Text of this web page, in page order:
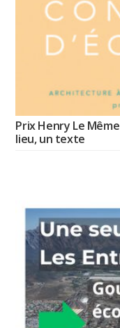
Prix Henry Le
lieu, un texte